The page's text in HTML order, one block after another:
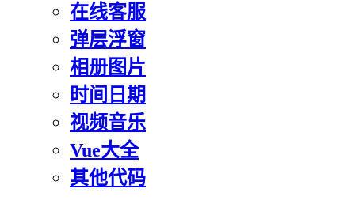
在线客服
弹层浮窗
相册图片
时间日期
视频音乐
Vue大全
其他代码